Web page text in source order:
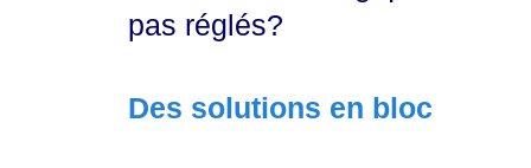
pas réglés?
Des solutions en bloc